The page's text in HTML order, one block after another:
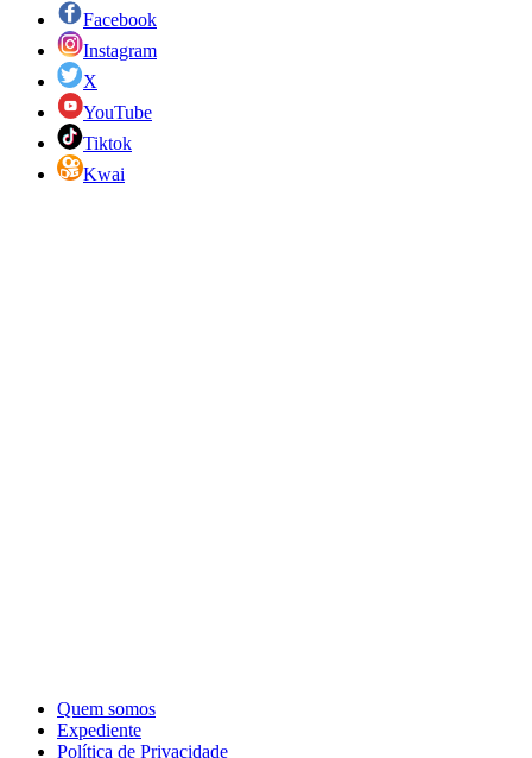
Facebook
Instagram
X
YouTube
Tiktok
Kwai
Quem somos
Expediente
Política de Privacidade